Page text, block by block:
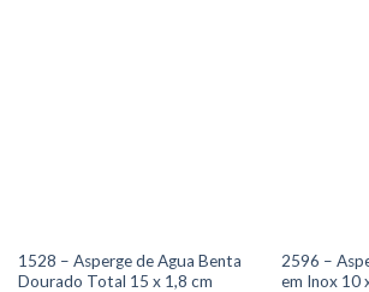
1528 – Asperge de Agua Benta
Dourado Total 15 x 1,8 cm
2596 –
em Inox 10